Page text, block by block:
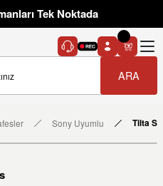
Tek Noktada
ARA
Sony Uyumlu Tilta